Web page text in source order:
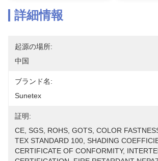
詳細情報
起源の場所:
中国
ブランド名:
Sunetex
証明:
CE, SGS, ROHS, GOTS, COLOR
TEX STANDARD 100, SHADING
CERTIFICATE OF CONFORMITY,